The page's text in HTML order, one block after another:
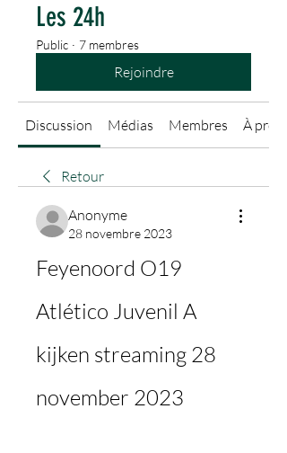
Les 24h
Public · 7 membres
Rejoindre
Discussion Médias Membres À
Retour
Anonyme
28 novembre 2023
Feyenoord O19
Atlético Juvenil A
kijken streaming 28
november 2023